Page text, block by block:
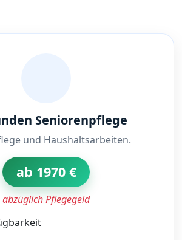
Seniorenpflege
und Haushaltsarbeiten.
ab 1970 €
abzüglich Pflegegeld